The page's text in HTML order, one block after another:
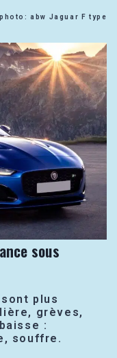
abw Jaguar F type
sous
plus
grèves,
:
souffre.